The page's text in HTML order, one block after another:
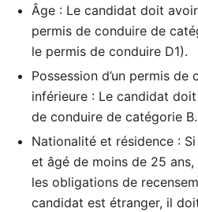
Âge : Le candidat doit
permis de conduire de
le permis de conduire D1).
Possession d’un permis
inférieure : Le candidat
de conduire de catégorie B.
Nationalité et résidence :
et âgé de moins de 25
les obligations de
candidat est étranger, il